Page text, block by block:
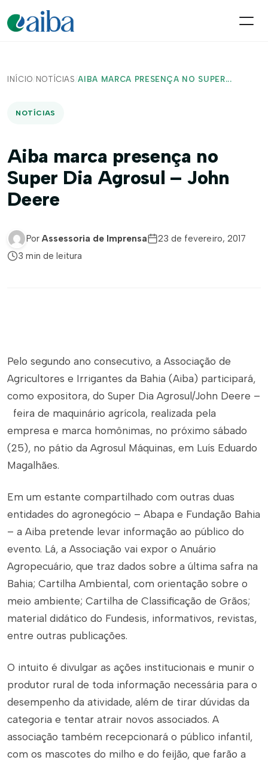
INÍCIO/ NOTÍCIAS /AIBA MARCA PRESENÇA NO SUPER...
NOTÍCIAS
Aiba marca presença no
Super Dia Agrosul – John
Deere
Por Assessoria de Imprensa
23 de fevereiro, 2017
3 min de leitura
Pelo segundo ano consecutivo, a Associação de
Agricultores e Irrigantes da Bahia (Aiba) participará,
como expositora, do Super Dia Agrosul/John Deere –
feira de maquinário agrícola, realizada pela
empresa e marca homônimas, no próximo sábado
(25), no pátio da Agrosul Máquinas, em Luís Eduardo
Magalhães.
Em um estante compartilhado com outras duas
entidades do agronegócio – Abapa e Fundação Bahia
– a Aiba pretende levar informação ao público do
evento. Lá, a Associação vai expor o Anuário
Agropecuário, que traz dados sobre a última safra na
Bahia; Cartilha Ambiental, com orientação sobre o
meio ambiente; Cartilha de Classificação de Grãos;
material didático do Fundesis, informativos, revistas,
entre outras publicações.
O intuito é divulgar as ações institucionais e munir o
produtor rural de toda informação necessária para o
desempenho da atividade, além de tirar dúvidas da
categoria e tentar atrair novos associados. A
associação também recepcionará o público infantil,
com os mascotes do milho e do feijão, que farão a